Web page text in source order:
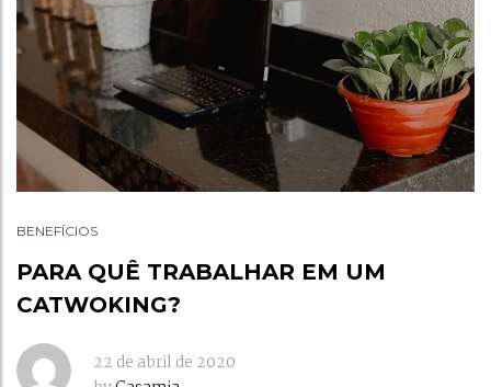
BENEFÍCIOS
PARA QUÊ TRABALHAR EM UM
CATWOKING?
22 de abril de 2020